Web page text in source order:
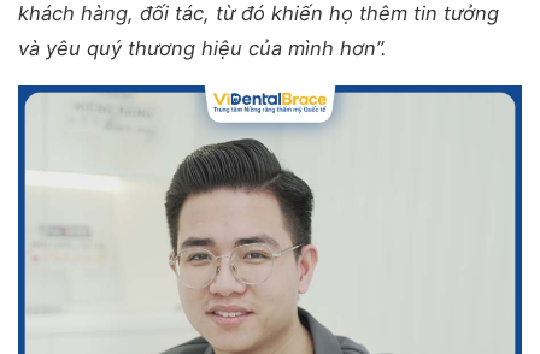
khách hàng, đối tác, từ đó khiến họ thêm tin tưởng
và yêu quý thương hiệu của mình hơn”.